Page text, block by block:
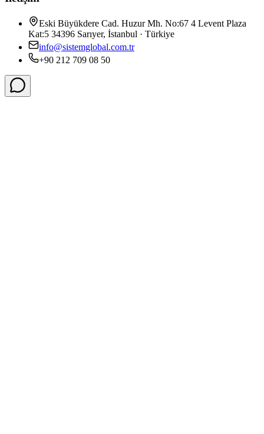
Eski Büyükdere Cad. Huzur Mh. No:67 4 Levent Plaza
Kat:5 34396 Sarıyer, İstanbul · Türkiye
info@sistemglobal.com.tr
+90 212 709 08 50